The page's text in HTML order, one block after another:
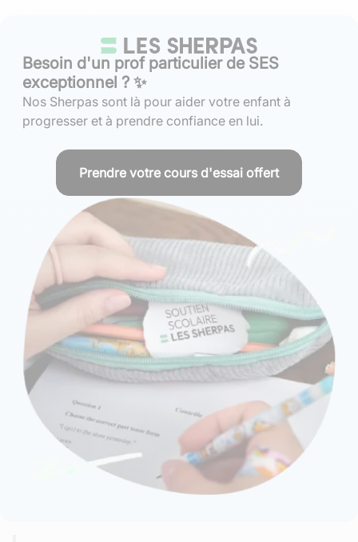
Besoin d'un prof particulier de SES
exceptionnel ? ✨
Nos Sherpas sont là pour aider votre enfant à
progresser et à prendre confiance en lui.
Prendre votre cours d'essai offert